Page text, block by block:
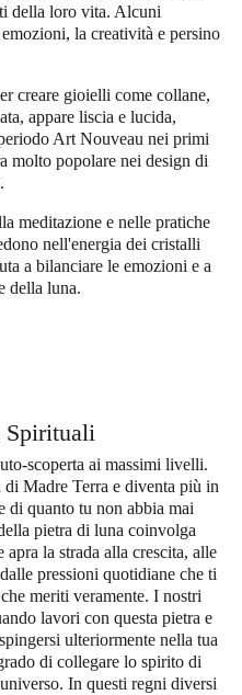
della loro vita. Alcuni
la creatività e persino
creare gioielli come collane,
appare liscia e lucida,
Art Nouveau nei primi
molto popolare nei design di
meditazione e nelle pratiche
nell'energia dei cristalli
a bilanciare le emozioni e a
della luna.
Spirituali
scoperta ai massimi livelli.
Madre Terra e diventa più in
di quanto tu non abbia mai
pietra di luna coinvolga
la strada alla crescita, alle
pressioni quotidiane che ti
meriti veramente. I nostri
lavori con questa pietra e
ulteriormente nella tua
di collegare lo spirito di
In questi regni diversi